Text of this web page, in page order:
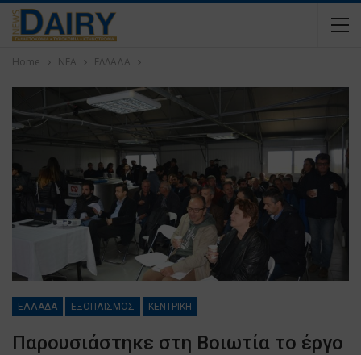
Home ΝΕΑ ΕΛΛΑΔΑ
ΕΛΛΑΔΑ ΕΞΟΠΛΙΣΜΟΣ ΚΕΝΤΡΙΚΗ
Παρουσιάστηκε στη Βοιωτία το έργο